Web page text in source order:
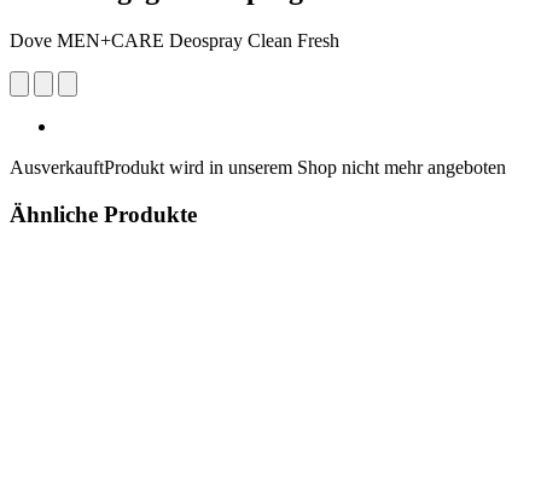
Dove MEN+CARE Deospray Clean Fresh
AusverkauftProdukt wird in unserem Shop nicht mehr angeboten
Ähnliche Produkte